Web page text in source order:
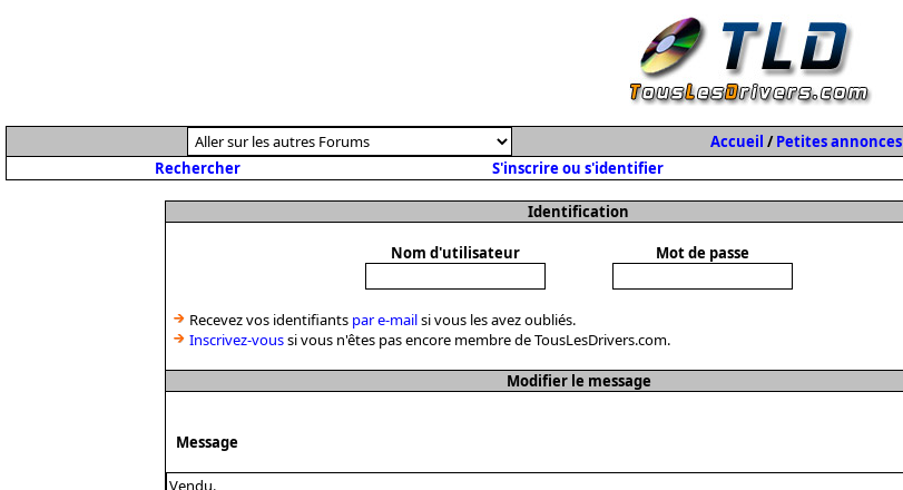
Accueil /Petites annonces
Rechercher
S'inscrire ou s'identifier
Identification
Nom d'utilisateur Mot de passe
Recevez vos identifiants par e-mailsi vous les avez oubliés.
Inscrivez-voussi vous n'êtes pas encore membre de TousLesDrivers.com.
Modifier le message
Message